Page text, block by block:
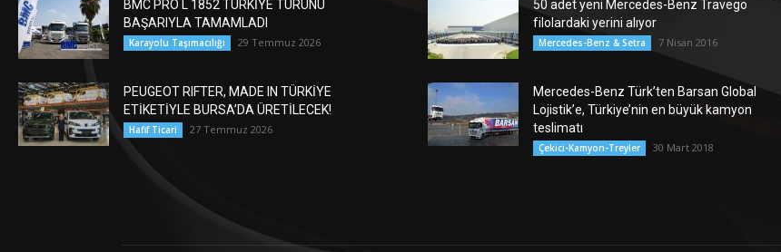
BMC PRO L 1852 TÜRKİYE TURUNU
BAŞARIYLA TAMAMLADI
Karayolu Taşımacılığı 29 Temmuz 2026
PEUGEOT RIFTER, MADE IN TÜRKİYE
ETİKETİYLE BURSA’DA ÜRETİLECEK!
Hafif Ticari 27 Temmuz 2026
50 adet yeni Mercedes-Benz Travego
filolardaki yerini alıyor
Mercedes-Benz & Setra 7 Nisan 2016
Mercedes-Benz Türk’ten Barsan Global
Lojistik’e, Türkiye’nin en büyük kamyon
teslimatı
Çekici-Kamyon-Treyler 30 Mart 2018